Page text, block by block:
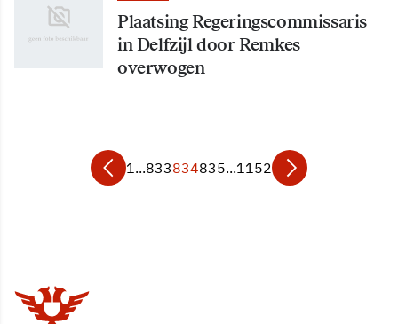
Plaatsing Regeringscommissaris
in Delfzijl door Remkes
overwogen
1...833834835...1152